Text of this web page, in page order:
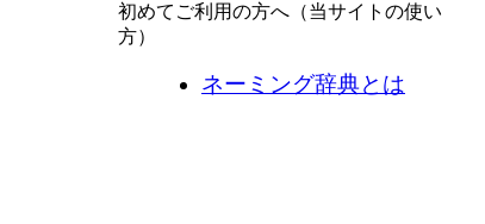
初めてご利用の方へ（当サイトの使い
方）
ネーミング辞典とは